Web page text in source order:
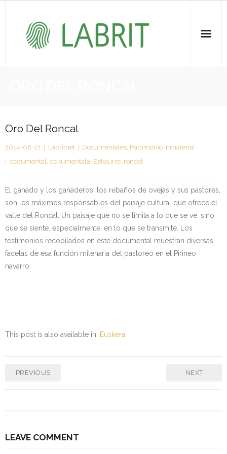
- KOI-aren bilketa | Recopilación del PCI
- KOI-aren kudeaketa | Gestión del PCI
- Jabetza intelektuala | Propiedad intelectual
Vitagrama
Kontaktua | Contacto
Oro Del Roncal
2014-08-21 Labritnet Documentales, Patrimonio inmaterial
documental, dokumentala, Ezkaurre, roncal
El ganado y los ganaderos, los rebaños de ovejas y sus pastores,
son los máximos responsables del paisaje cultural que ofrece el
valle del Roncal. Un paisaje que no se limita a lo que se ve, sino
que se siente, especialmente, en lo que se transmite. Los
testimonios recopilados en este documental muestran diversas
facetas de esa función milenaria del pastoreo en el Pirineo
navarro.
This post is also available in: Euskera
PREVIOUS NEXT
LEAVE COMMENT